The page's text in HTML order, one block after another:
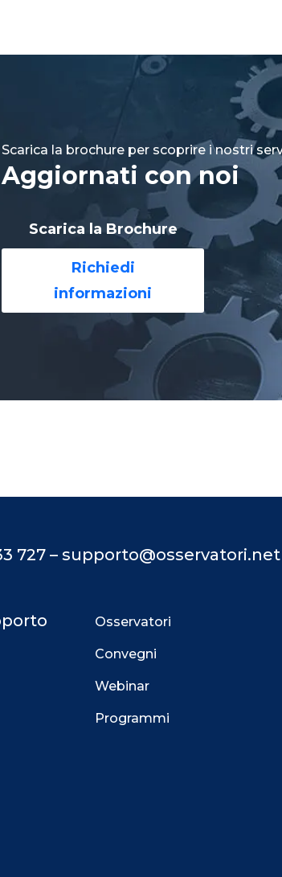
Scarica la brochure per scoprire i nostri
Aggiornati con noi
Scarica la Brochure
Richiedi
informazioni
727 – supporto@osservatori.net
Osservatori
Convegni
Webinar
Programmi